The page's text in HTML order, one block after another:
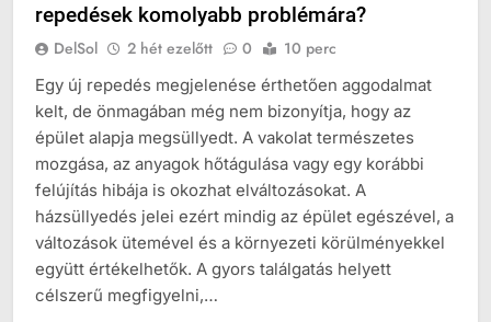
repedések komolyabb problémára?
DelSol 2 hét ezelőtt 0 10 perc
Egy új repedés megjelenése érthetően aggodalmat
kelt, de önmagában még nem bizonyítja, hogy az
épület alapja megsüllyedt. A vakolat természetes
mozgása, az anyagok hőtágulása vagy egy korábbi
felújítás hibája is okozhat elváltozásokat. A
házsüllyedés jelei ezért mindig az épület egészével, a
változások ütemével és a környezeti körülményekkel
együtt értékelhetők. A gyors találgatás helyett
célszerű megfigyelni,…